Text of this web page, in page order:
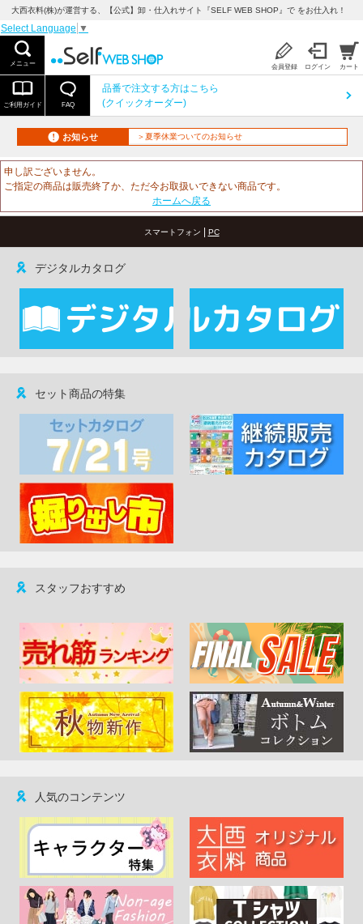
大西衣料(株)が運営する、【公式】卸・仕入れサイト『SELF WEB SHOP』で をお仕入れ！
Select Language ▼
メニュー 会員登録 ログイン カート
ご利用ガイド FAQ
品番で注文する方はこちら
(クイックオーダー)
お知らせ ＞夏季休業ついてのお知らせ
申し訳ございません。
ご指定の商品は販売終了か、ただ今お取扱いできない商品です。
ホームへ戻る
スマートフォン | PC
デジタルカタログ
セット商品の特集
スタッフおすすめ
人気のコンテンツ